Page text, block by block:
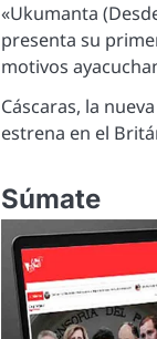
«Ukumanta
presenta su
motivos
Cáscaras, la
estrena en el
Súmate